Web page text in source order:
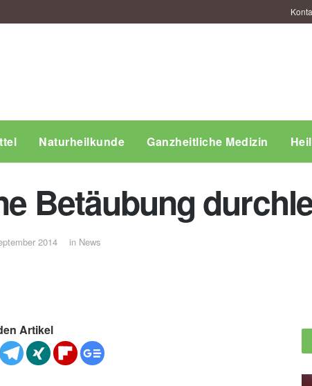
Naturheilkunde Ganzheitliche Medizin
Betäubung
2014 in News
Artikel